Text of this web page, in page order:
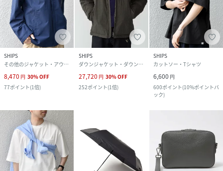
SHIPS
その他のジャケット・アウター
8,470 円 30%OFF
77ポイント(1倍)
SHIPS
ダウンジャケット・ダウンベスト
27,720 円 30%OFF
252ポイント(1倍)
SHIPS
カットソー・Tシャツ
6,600 円
600ポイント(10%ポイントバ
ック)